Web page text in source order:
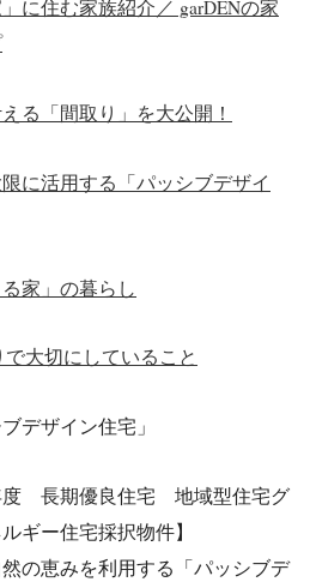
に住む家族紹介／ garDENの家
る「間取り」を大公開！
に活用する「パッシブデザイ
家」の暮らし
で大切にしていること
デザイン住宅」
度 長期優良住宅 地域型住宅グ
ギー住宅採択物件】
の恵みを利用する「パッシブデ